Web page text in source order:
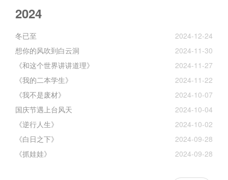
2024
冬已至
2024-12-24
想你的风吹到白云洞
2024-11-30
《和这个世界讲讲道理》
2024-11-27
《我的二本学生》
2024-11-22
《我不是废材》
2024-10-07
国庆节遇上台风天
2024-10-04
《逆行人生》
2024-10-02
《白日之下》
2024-09-28
《抓娃娃》
2024-09-28